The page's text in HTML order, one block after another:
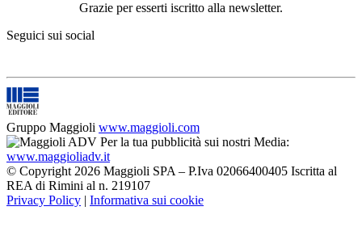
Grazie per esserti iscritto alla newsletter.
Seguici sui social
Gruppo Maggioli www.maggioli.com
Per la tua pubblicità sui nostri Media:
www.maggioliadv.it
© Copyright 2026 Maggioli SPA – P.Iva 02066400405 Iscritta al
REA di Rimini al n. 219107
Privacy Policy
Informativa sui cookie